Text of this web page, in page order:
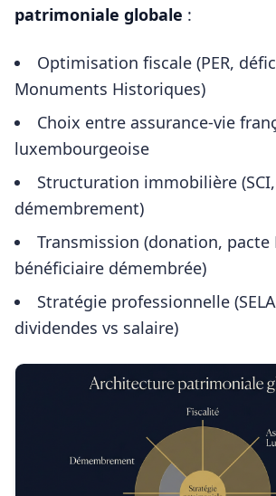
patrimoniale globale :
Optimisation fiscale (PER,
Monuments Historiques)
Choix entre assurance-vie
luxembourgeoise
Structuration immobilière (SCI,
démembrement)
Transmission (donation,
bénéficiaire démembrée)
Stratégie professionnelle
dividendes vs salaire)